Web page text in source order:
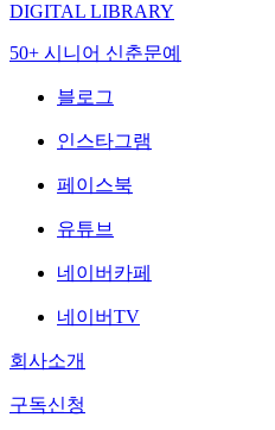
DIGITAL LIBRARY
50+ 시니어 신춘문예
블로그
인스타그램
페이스북
유튜브
네이버카페
네이버TV
회사소개
구독신청